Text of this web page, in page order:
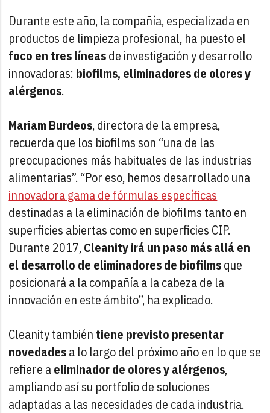
Durante este año, la compañía, especializada en
productos de limpieza profesional, ha puesto el
foco en tres líneasde investigación y desarrollo
innovadoras: biofilms, eliminadores de olores y
alérgenos.
Mariam Burdeos, directora de la empresa,
recuerda que los biofilms son “una de las
preocupaciones más habituales de las industrias
alimentarias”. “Por eso, hemos desarrollado una
innovadora gama de fórmulas específicas
destinadas a la eliminación de biofilms tanto en
superficies abiertas como en superficies CIP.
Durante 2017,Cleanity irá un paso más allá en
el desarrollo de eliminadores de biofilmsque
posicionará a la compañía a la cabeza de la
innovación en este ámbito”, ha explicado.
Cleanity también tiene previsto presentar
novedadesa lo largo del próximo año en lo que se
refiere aeliminador de olores y alérgenos,
ampliando así su portfolio de soluciones
adaptadas a las necesidades de cada industria.